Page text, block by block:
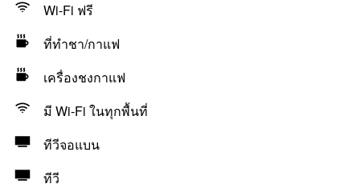
Wi-Fi ฟรี
ที่ทำชา/กาแฟ
เครื่องชงกาแฟ
มี Wi-Fi ในทุกพื้นที่
ทีวีจอแบน
ทีวี